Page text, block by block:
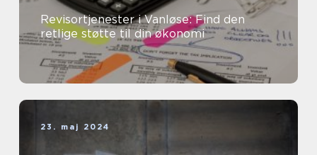
Revisortjenester i Vanløse: Find den
retlige støtte til din økonomi
23. maj 2024